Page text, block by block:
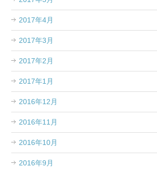
2017年4月
2017年3月
2017年2月
2017年1月
2016年12月
2016年11月
2016年10月
2016年9月